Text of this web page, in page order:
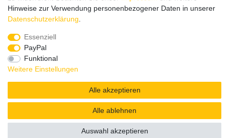
Zusätzlich stehen SEPA
Kreditkartewie VISA oder MasterCard,
Hinweise zur Verwendung personenbezogener Daten in unserer
Daten­schutz­erklärung
Essenziell
PayPal
Funktional
Weitere Einstellungen
Alle akzeptieren
Alle ablehnen
Auswahl akzeptieren